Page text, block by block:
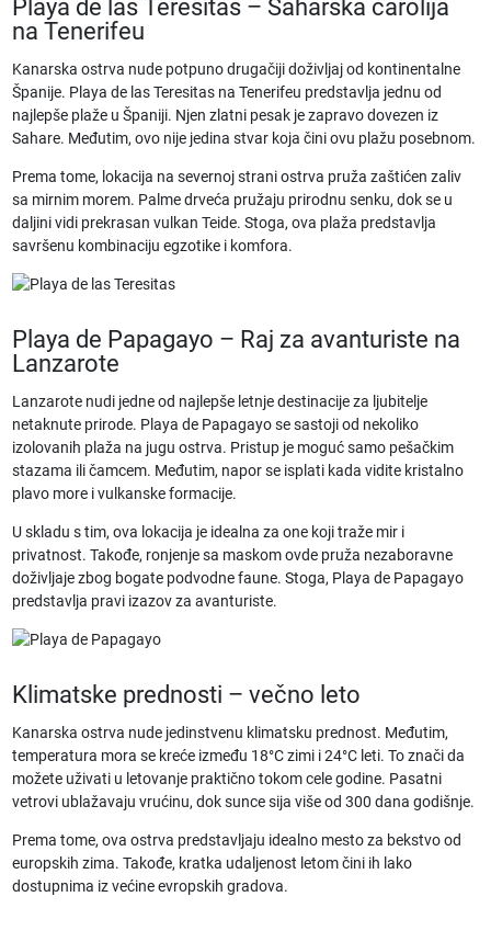
Playa de las Teresitas – Saharska čarolija
na Tenerifeu
Kanarska ostrva nude potpuno drugačiji doživljaj od kontinentalne
Španije. Playa de las Teresitas na Tenerifeu predstavlja jednu od
najlepše plaže u Španiji. Njen zlatni pesak je zapravo dovezen iz
Sahare. Međutim, ovo nije jedina stvar koja čini ovu plažu posebnom.
Prema tome, lokacija na severnoj strani ostrva pruža zaštićen zaliv
sa mirnim morem. Palme drveća pružaju prirodnu senku, dok se u
daljini vidi prekrasan vulkan Teide. Stoga, ova plaža predstavlja
savršenu kombinaciju egzotike i komfora.
Playa de Papagayo – Raj za avanturiste na
Lanzarote
Lanzarote nudi jedne od najlepše letnje destinacijeza ljubitelje
netaknute prirode. Playa de Papagayo se sastoji od nekoliko
izolovanih plaža na jugu ostrva. Pristup je moguć samo pešačkim
stazama ili čamcem. Međutim, napor se isplati kada vidite kristalno
plavo more i vulkanske formacije.
U skladu s tim, ova lokacija je idealna za one koji traže mir i
privatnost. Takođe, ronjenje sa maskom ovde pruža nezaboravne
doživljaje zbog bogate podvodne faune. Stoga, Playa de Papagayo
predstavlja pravi izazov za avanturiste.
Klimatske prednosti – večno leto
Kanarska ostrva nude jedinstvenu klimatsku prednost. Međutim,
temperatura mora se kreće između 18°C zimi i 24°C leti. To znači da
možete uživati u letovanje praktično tokom cele godine. Pasatni
vetrovi ublažavaju vrućinu, dok sunce sija više od 300 dana godišnje.
Prema tome, ova ostrva predstavljaju idealno mesto za bekstvo od
europskih zima. Takođe, kratka udaljenost letom čini ih lako
dostupnima iz većine evropskih gradova.